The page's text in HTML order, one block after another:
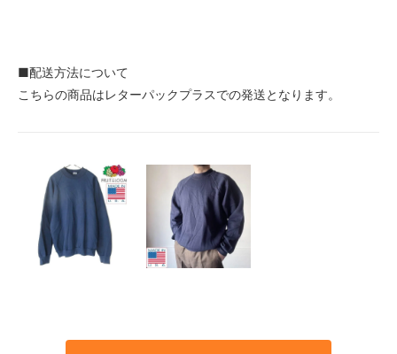
■配送方法について
こちらの商品はレターパックプラスでの発送となります。